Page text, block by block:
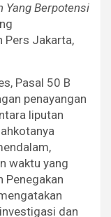
Yang Berpotensi
Pers Jakarta,
Pasal 50 B
penayangan
liputan
waktu yang
Penegakan
dan